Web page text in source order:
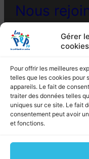
Gérer
cookies
Pour offrir les meilleures
telles que les cookies pour
appareils. Le fait de
traiter des données telles
uniques sur ce site. Le fait
consentement peut avoir
et fonctions.
Nous
Offres d’emplois
Adhésion
Faire un don
Engager son
MENTIONS LÉGALES
POLITIQUE DE
ROUEN CEDEX
Email